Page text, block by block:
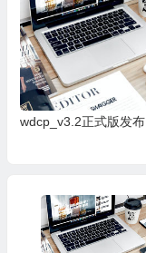
wdcp_v3.2正式版发布